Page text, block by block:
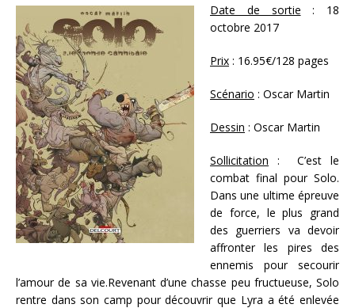
Date de sortie : 18
octobre 2017
Prix : 16.95€/128 pages
Scénario : Oscar Martin
Dessin : Oscar Martin
Sollicitation : C’est le
combat final pour Solo.
Dans une ultime épreuve
de force, le plus grand
des guerriers va devoir
affronter les pires des
ennemis pour secourir
l’amour de sa vie.Revenant d’une chasse peu fructueuse, Solo
rentre dans son camp pour découvrir que Lyra a été enlevée